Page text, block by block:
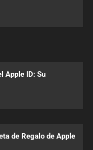
Apple ID: Su
de Regalo de Apple